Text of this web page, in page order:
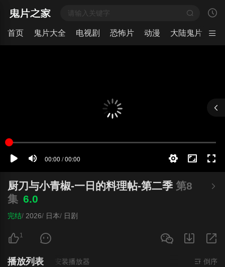
首页 鬼片大全 电视剧 恐怖片 动漫 大陆鬼片 日
厨刀与小青椒-一日的料理帖-第二季第8
集 6.0
完结/ 2026/ 日本/ 日剧
1
播放列表
- 在线播放,无需安装播放器 倒序